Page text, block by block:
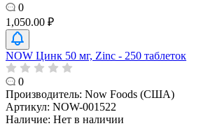
0
1,050.00 ₽
NOW Цинк 50 мг, Zinc - 250 таблеток
0
Производитель: Now Foods (США)
Артикул: NOW-001522
Наличие: Нет в наличии